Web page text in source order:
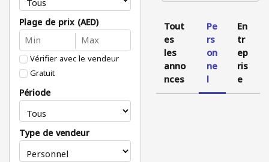
Plage de prix (AED)
Vérifier avec le vendeur
Gratuit
Période
Type de vendeur
Tout
es
les
anno
nces
Pe
rs
on
ne
l
En
tr
ep
ris
e